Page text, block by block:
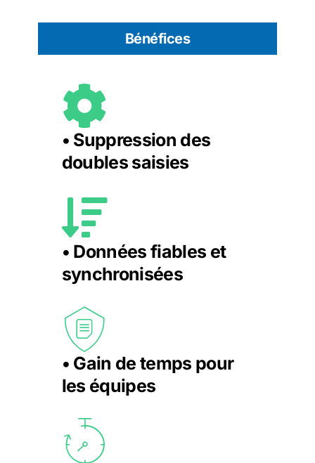
Bénéfices
• Suppression des
doubles saisies
• Données fiables et
synchronisées
• Gain de temps pour
les équipes